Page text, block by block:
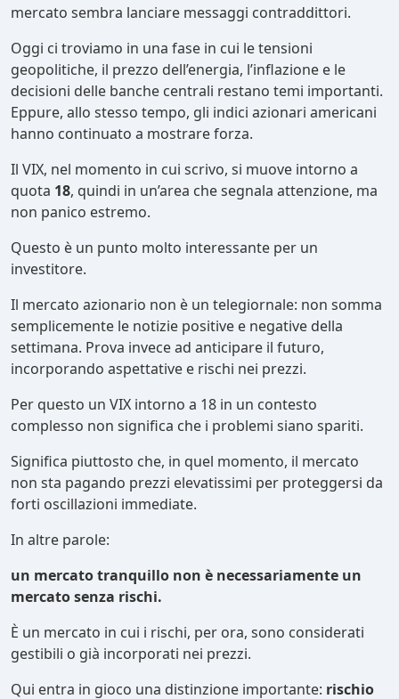
mercato sembra lanciare messaggi contraddittori.
Oggi ci troviamo in una fase in cui le tensioni
geopolitiche, il prezzo dell’energia, l’inflazione e le
decisioni delle banche centrali restano temi importanti.
Eppure, allo stesso tempo, gli indici azionari americani
hanno continuato a mostrare forza.
Il VIX, nel momento in cui scrivo, si muove intorno a
quota 18, quindi in un’area che segnala attenzione, ma
non panico estremo.
Questo è un punto molto interessante per un
investitore.
Il mercato azionario non è un telegiornale: non somma
semplicemente le notizie positive e negative della
settimana. Prova invece ad anticipare il futuro,
incorporando aspettative e rischi nei prezzi.
Per questo un VIX intorno a 18 in un contesto
complesso non significa che i problemi siano spariti.
Significa piuttosto che, in quel momento, il mercato
non sta pagando prezzi elevatissimi per proteggersi da
forti oscillazioni immediate.
In altre parole:
un mercato tranquillo non è necessariamente un
mercato senza rischi.
È un mercato in cui i rischi, per ora, sono considerati
gestibili o già incorporati nei prezzi.
Qui entra in gioco una distinzione importante: rischio